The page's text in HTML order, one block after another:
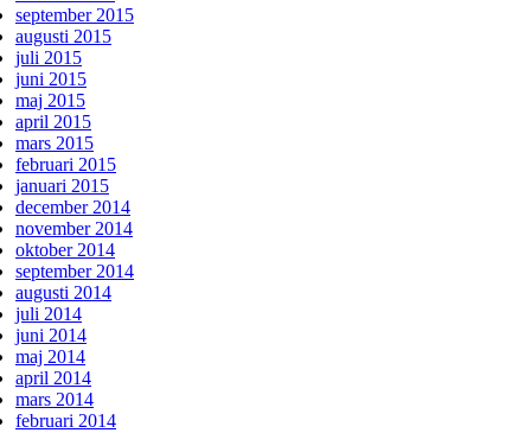
september 2015
augusti 2015
juli 2015
juni 2015
maj 2015
april 2015
mars 2015
februari 2015
januari 2015
december 2014
november 2014
oktober 2014
september 2014
augusti 2014
juli 2014
juni 2014
maj 2014
april 2014
mars 2014
februari 2014